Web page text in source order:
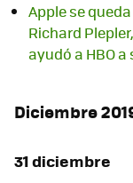
Apple se
Richard
ayudó a HBO a
Diciembre
31 diciembre